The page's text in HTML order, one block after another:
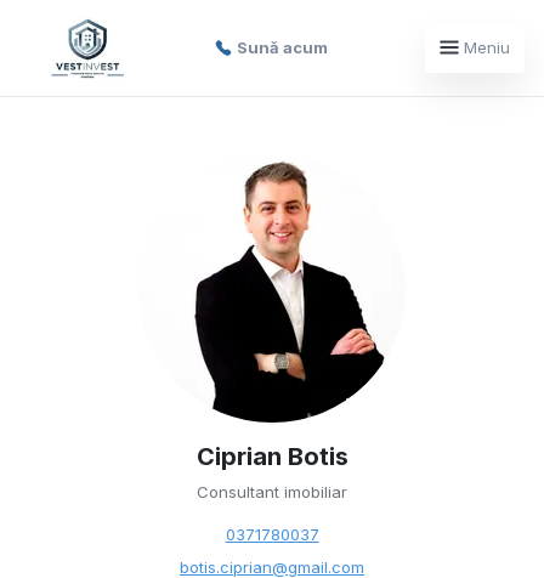
Sună acum Meniu
Ciprian Botis
Consultant imobiliar
0371780037
botis.ciprian@gmail.com